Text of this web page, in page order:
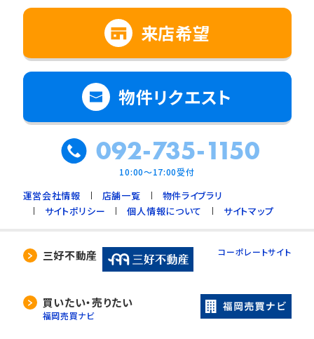
来店希望
物件リクエスト
092-735-1150
10:00～17:00受付
運営会社情報 店舗一覧
物件ライブラリ
サイトポリシー
個人情報について サイトマップ
三好不動産 コーポレートサイト
買いたい・売りたい
福岡売買ナビ